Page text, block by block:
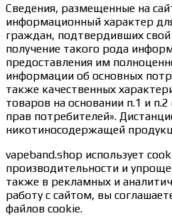
Сведения, размещенные на
информационный характер
граждан, подтвердивших свой
получение такого рода
предоставления им
информации об основных
также качественных
товаров на основании п.1 и
прав потребителей».
никотиносодержащей
vapeband.shop использует
производительности и
также в рекламных и
работу с сайтом, вы
файлов cookie.